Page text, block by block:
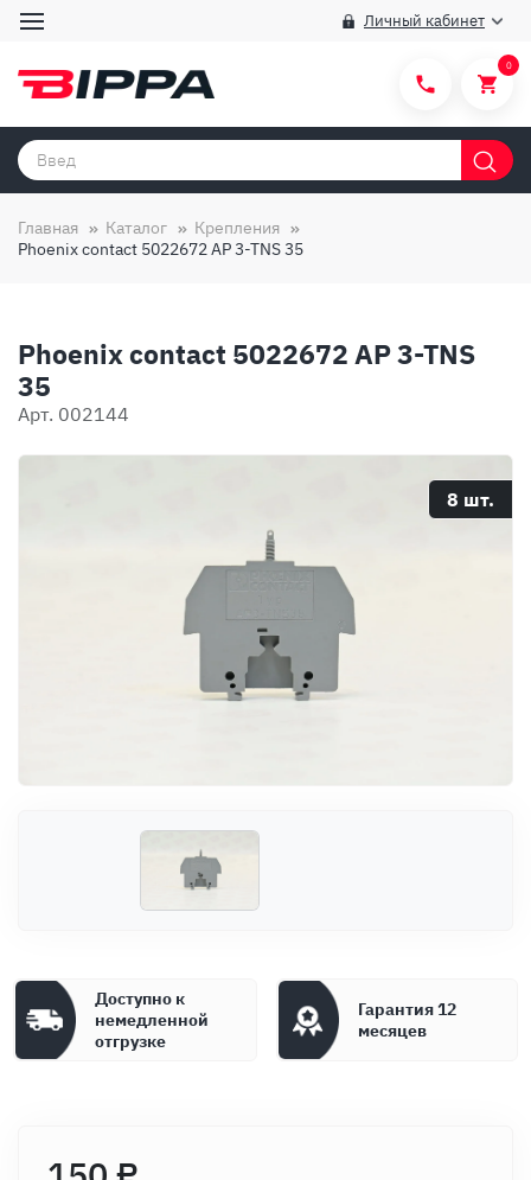
Личный кабинет
Категории товаров
Способы покупки
Вопросы и ответы
О компании
0
Главная Каталог
Крепления
Phoenix contact 5022672 AP 3-TNS 35
Phoenix contact 5022672 AP 3-TNS
35
Арт. 002144
8 шт.
Доступно к
немедленной
отгрузке
Гарантия 12
месяцев